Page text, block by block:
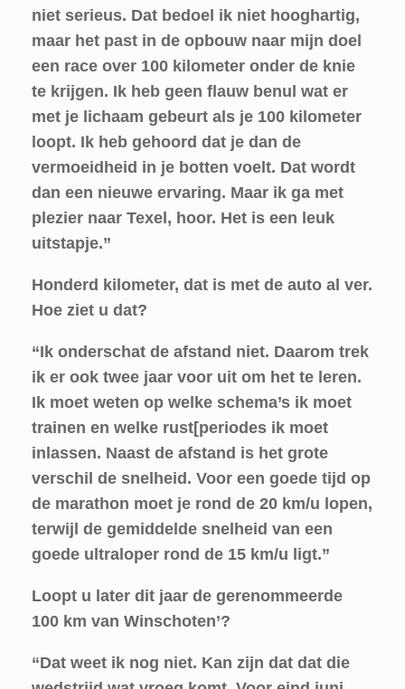
niet serieus. Dat bedoel ik niet hooghartig,
maar het past in de opbouw naar mijn doel
een race over 100 kilometer onder de knie
te krijgen. Ik heb geen flauw benul wat er
met je lichaam gebeurt als je 100 kilometer
loopt. Ik heb gehoord dat je dan de
vermoeidheid in je botten voelt. Dat wordt
dan een nieuwe ervaring. Maar ik ga met
plezier naar Texel, hoor. Het is een leuk
uitstapje.”
Honderd kilometer, dat is met de auto al ver.
Hoe ziet u dat?
“Ik onderschat de afstand niet. Daarom trek
ik er ook twee jaar voor uit om het te leren.
Ik moet weten op welke schema’s ik moet
trainen en welke rust[periodes ik moet
inlassen. Naast de afstand is het grote
verschil de snelheid. Voor een goede tijd op
de marathon moet je rond de 20 km/u lopen,
terwijl de gemiddelde snelheid van een
goede ultraloper rond de 15 km/u ligt.”
Loopt u later dit jaar de gerenommeerde
100 km van Winschoten’?
“Dat weet ik nog niet. Kan zijn dat dat die